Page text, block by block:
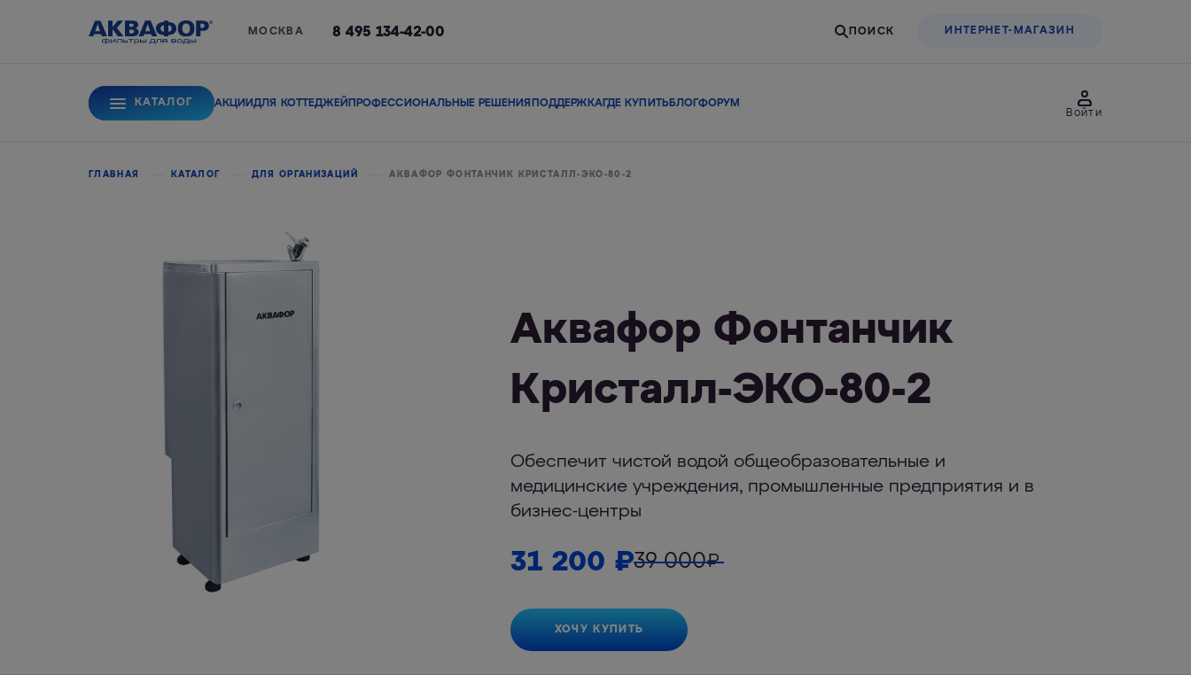
МОСКВА 8 495 134-42-00 ИНТЕРНЕТ-МАГАЗИН
КАТАЛОГ АКЦИИДЛЯ КОТТЕДЖЕЙ ПРОФЕССИОНАЛЬНЫЕ РЕШЕНИЯ ПОДДЕРЖКАГДЕ КУПИТЬ БЛОГФОРУМ
Войти
Для питьевой водыСменные модулиМагистральные фильтры
ГЛАВНАЯ КАТАЛОГ ДЛЯ ОРГАНИЗАЦИЙ АКВАФОР ФОНТАНЧИК КРИСТАЛЛ-ЭКО-80-2
Аквафор Фонтанчик
Кристалл-ЭКО-80-2
Обеспечит чистой водой общеобразовательные и
медицинские учреждения, промышленные предприятия и в
бизнес-центры
31 200 ₽39 000₽
ХОЧУ КУПИТЬ